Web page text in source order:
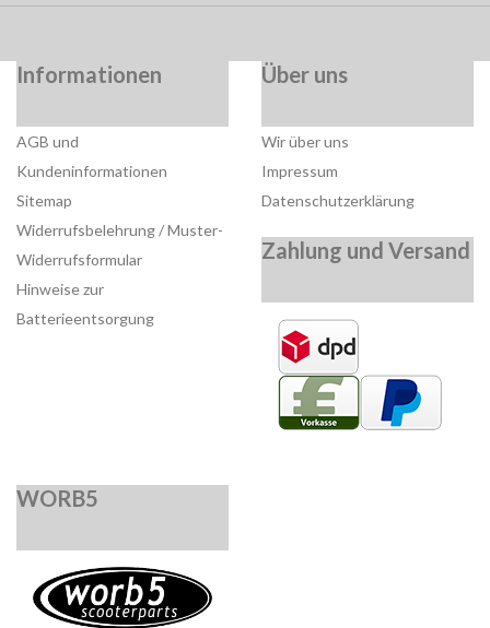
Informationen
AGB und
Kundeninformationen
Sitemap
Widerrufsbelehrung / Muster-
Widerrufsformular
Hinweise zur
Batterieentsorgung
Über uns
Wir über uns
Impressum
Datenschutzerklärung
Zahlung und Versand
WORB5